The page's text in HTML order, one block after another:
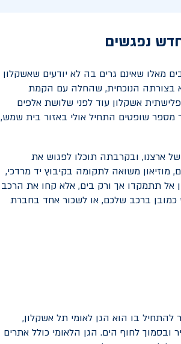
נפגשים
מאלו שאינם גרים בה לא יודעים שאשקלון
בצורתה הנוכחית, שהחלה עם הקמת
הפלישתית אשקלון עוד לפני שלושת אלפים
מספר שופטים התחיל אולי באזור בית שמש,
ארצנו, ובקרבתה תוכלו לפגוש את
מוזיאון משואה לתקומה בקיבוץ יד מרדכי,
אל תתמקדו אך ורק בים, אלא קחו את הרכב
כמובן ברכב שלכם, או לשכור אחד בחברת
בו הוא הגן לאומי תל אשקלון,
לחוף הים. הגן הלאומי כולל אתרים